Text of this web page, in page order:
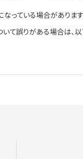
っている場合がありま
いて誤りがある場合は、